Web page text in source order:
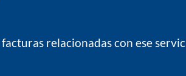
relacionadas con ese